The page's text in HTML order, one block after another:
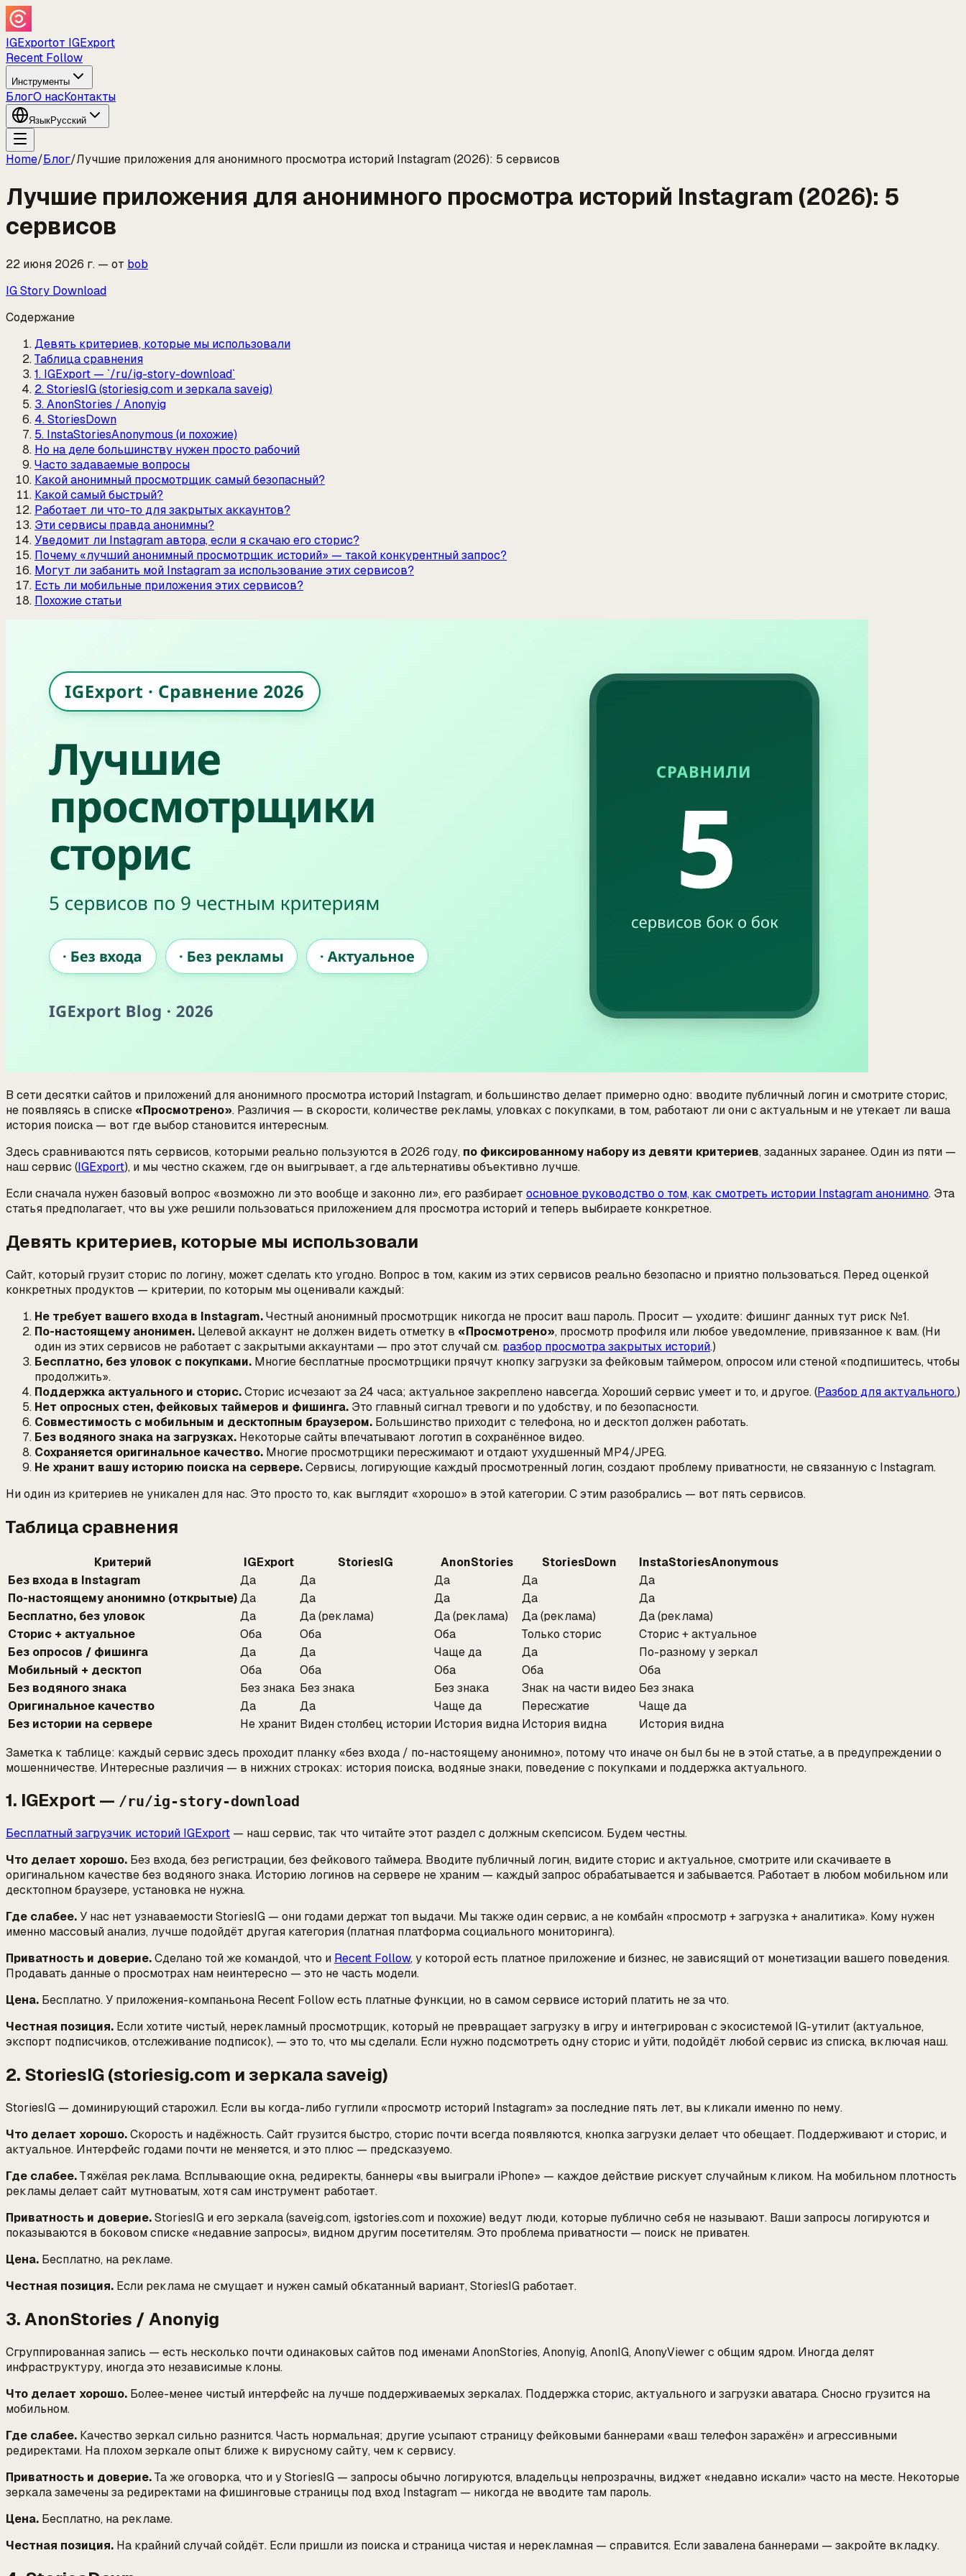
IGExportот IGExport
Recent Follow
Инструменты
БлогО насКонтакты
ЯзыкРусский
Home/Блог/Лучшие приложения для анонимного просмотра историй Instagram (2026): 5 сервисов
Лучшие приложения для анонимного просмотра историй Instagram (2026): 5
сервисов
22 июня 2026 г. — от bob
IG Story Download
Содержание
Девять критериев, которые мы использовали
Таблица сравнения
1. IGExport — `/ru/ig-story-download`
2. StoriesIG (storiesig.com и зеркала saveig)
3. AnonStories / Anonyig
4. StoriesDown
5. InstaStoriesAnonymous (и похожие)
Но на деле большинству нужен просто рабочий
Часто задаваемые вопросы
Какой анонимный просмотрщик самый безопасный?
Какой самый быстрый?
Работает ли что-то для закрытых аккаунтов?
Эти сервисы правда анонимны?
Уведомит ли Instagram автора, если я скачаю его сторис?
Почему «лучший анонимный просмотрщик историй» — такой конкурентный запрос?
Могут ли забанить мой Instagram за использование этих сервисов?
Есть ли мобильные приложения этих сервисов?
Похожие статьи
В сети десятки сайтов и приложений для анонимного просмотра историй Instagram, и большинство делает примерно одно: вводите публичный логин и смотрите сторис,
не появляясь в списке «Просмотрено». Различия — в скорости, количестве рекламы, уловках с покупками, в том, работают ли они с актуальным и не утекает ли ваша
история поиска — вот где выбор становится интересным.
Здесь сравниваются пять сервисов, которыми реально пользуются в 2026 году, по фиксированному набору из девяти критериев, заданных заранее. Один из пяти —
наш сервис (IGExport), и мы честно скажем, где он выигрывает, а где альтернативы объективно лучше.
Если сначала нужен базовый вопрос «возможно ли это вообще и законно ли», его разбирает основное руководство о том, как смотреть истории Instagram анонимно. Эта
статья предполагает, что вы уже решили пользоваться приложением для просмотра историй и теперь выбираете конкретное.
Девять критериев, которые мы использовали
Сайт, который грузит сторис по логину, может сделать кто угодно. Вопрос в том, каким из этих сервисов реально безопасно и приятно пользоваться. Перед оценкой
конкретных продуктов — критерии, по которым мы оценивали каждый:
Не требует вашего входа в Instagram.Честный анонимный просмотрщик никогда не просит ваш пароль. Просит — уходите: фишинг данных тут риск №1.
По-настоящему анонимен. Целевой аккаунт не должен видеть отметку в «Просмотрено», просмотр профиля или любое уведомление, привязанное к вам. (Ни
один из этих сервисов не работает с закрытыми аккаунтами — про этот случай см. разбор просмотра закрытых историй.)
Бесплатно, без уловок с покупками. Многие бесплатные просмотрщики прячут кнопку загрузки за фейковым таймером, опросом или стеной «подпишитесь, чтобы
продолжить».
Поддержка актуального и сторис.Сторис исчезают за 24 часа; актуальное закреплено навсегда. Хороший сервис умеет и то, и другое. (Разбор для актуального.)
Нет опросных стен, фейковых таймеров и фишинга. Это главный сигнал тревоги и по удобству, и по безопасности.
Совместимость с мобильным и десктопным браузером. Большинство приходит с телефона, но и десктоп должен работать.
Без водяного знака на загрузках. Некоторые сайты впечатывают логотип в сохранённое видео.
Сохраняется оригинальное качество. Многие просмотрщики пересжимают и отдают ухудшенный MP4/JPEG.
Не хранит вашу историю поиска на сервере.Сервисы, логирующие каждый просмотренный логин, создают проблему приватности, не связанную с Instagram.
Ни один из критериев не уникален для нас. Это просто то, как выглядит «хорошо» в этой категории. С этим разобрались — вот пять сервисов.
Таблица сравнения
Критерий IGExport StoriesIG AnonStories StoriesDown
InstaStoriesAnonymous
Без входа в Instagram
Да Да Да Да
Да
По-настоящему анонимно (открытые)Да Да Да Да
Да
Бесплатно, без уловок
Да Да (реклама) Да (реклама) Да (реклама)
Да (реклама)
Сторис + актуальное
Оба Оба Оба Только сторис
Сторис + актуальное
Без опросов / фишинга
Да Да Чаще да Да
По-разному у зеркал
Мобильный + десктоп
Оба Оба Оба Оба
Оба
Без водяного знака
Без знака Без знака Без знака Знак на части видео Без знака
Оригинальное качество
Да Да Чаще да Пересжатие
Чаще да
Без истории на сервере
Не хранит Виден столбец истории История видна История видна
История видна
Заметка к таблице: каждый сервис здесь проходит планку «без входа / по-настоящему анонимно», потому что иначе он был бы не в этой статье, а в предупреждении о
мошенничестве. Интересные различия — в нижних строках: история поиска, водяные знаки, поведение с покупками и поддержка актуального.
1. IGExport — /ru/ig-story-download
Бесплатный загрузчик историй IGExport — наш сервис, так что читайте этот раздел с должным скепсисом. Будем честны.
Что делает хорошо. Без входа, без регистрации, без фейкового таймера. Вводите публичный логин, видите сторис и актуальное, смотрите или скачиваете в
оригинальном качестве без водяного знака. Историю логинов на сервере не храним — каждый запрос обрабатывается и забывается. Работает в любом мобильном или
десктопном браузере, установка не нужна.
Где слабее.У нас нет узнаваемости StoriesIG — они годами держат топ выдачи. Мы также один сервис, а не комбайн «просмотр + загрузка + аналитика». Кому нужен
именно массовый анализ, лучше подойдёт другая категория (платная платформа социального мониторинга).
Приватность и доверие.Сделано той же командой, что и Recent Follow, у которой есть платное приложение и бизнес, не зависящий от монетизации вашего поведения.
Продавать данные о просмотрах нам неинтересно — это не часть модели.
Цена. Бесплатно. У приложения-компаньона Recent Follow есть платные функции, но в самом сервисе историй платить не за что.
Честная позиция. Если хотите чистый, нерекламный просмотрщик, который не превращает загрузку в игру и интегрирован с экосистемой IG-утилит (актуальное,
экспорт подписчиков, отслеживание подписок), — это то, что мы сделали. Если нужно подсмотреть одну сторис и уйти, подойдёт любой сервис из списка, включая наш.
2. StoriesIG (storiesig.com и зеркала saveig)
StoriesIG — доминирующий старожил. Если вы когда-либо гуглили «просмотр историй Instagram» за последние пять лет, вы кликали именно по нему.
Что делает хорошо.Скорость и надёжность. Сайт грузится быстро, сторис почти всегда появляются, кнопка загрузки делает что обещает. Поддерживают и сторис, и
актуальное. Интерфейс годами почти не меняется, и это плюс — предсказуемо.
Где слабее.Тяжёлая реклама. Всплывающие окна, редиректы, баннеры «вы выиграли iPhone» — каждое действие рискует случайным кликом. На мобильном плотность
рекламы делает сайт мутноватым, хотя сам инструмент работает.
Приватность и доверие.StoriesIG и его зеркала (saveig.com, igstories.com и похожие) ведут люди, которые публично себя не называют. Ваши запросы логируются и
показываются в боковом списке «недавние запросы», видном другим посетителям. Это проблема приватности — поиск не приватен.
Цена. Бесплатно, на рекламе.
Честная позиция. Если реклама не смущает и нужен самый обкатанный вариант, StoriesIG работает.
3. AnonStories / Anonyig
Сгруппированная запись — есть несколько почти одинаковых сайтов под именами AnonStories, Anonyig, AnonIG, AnonyViewer с общим ядром. Иногда делят
инфраструктуру, иногда это независимые клоны.
Что делает хорошо. Более-менее чистый интерфейс на лучше поддерживаемых зеркалах. Поддержка сторис, актуального и загрузки аватара. Сносно грузится на
мобильном.
Где слабее. Качество зеркал сильно разнится. Часть нормальная; другие усыпают страницу фейковыми баннерами «ваш телефон заражён» и агрессивными
редиректами. На плохом зеркале опыт ближе к вирусному сайту, чем к сервису.
Приватность и доверие.Та же оговорка, что и у StoriesIG — запросы обычно логируются, владельцы непрозрачны, виджет «недавно искали» часто на месте. Некоторые
зеркала замечены за редиректами на фишинговые страницы под вход Instagram — никогда не вводите там пароль.
Цена. Бесплатно, на рекламе.
Честная позиция. На крайний случай сойдёт. Если пришли из поиска и страница чистая и нерекламная — справится. Если завалена баннерами — закройте вкладку.